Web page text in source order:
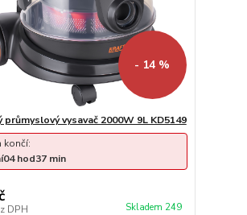
- 14 %
průmyslový vysavač 2000W 9L KD5149
DPH Skladem 249
končí:
04hod37 min